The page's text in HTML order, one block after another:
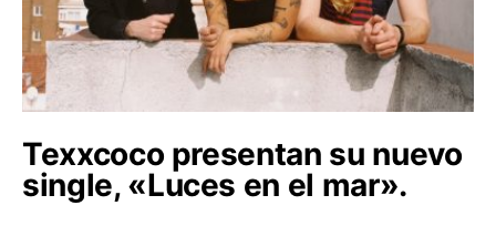
Texxcoco presentan su nuevo
single, «Luces en el mar».